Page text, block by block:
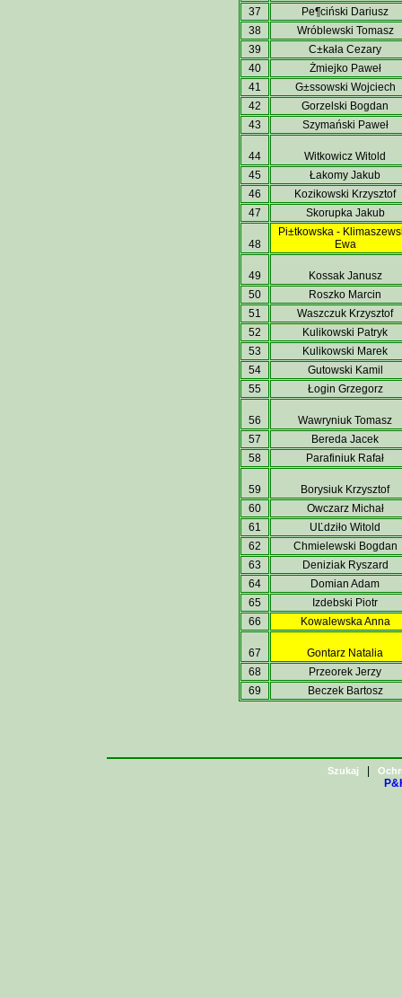
37
Pe¶ciński Dariusz
38
Wróblewski Tomasz
39
C±kała Cezary
40
Żmiejko Paweł
41
G±ssowski Wojciech
42
Gorzelski Bogdan
43
Szymański Paweł
44
Witkowicz Witold
45
Łakomy Jakub
46
Kozikowski Krzysztof
47
Skorupka Jakub
48
Pi±tkowska -
Ewa
49
Kossak Janusz
50
Roszko Marcin
51
Waszczuk Krzysztof
52
Kulikowski Patryk
53
Kulikowski Marek
54
Gutowski Kamil
55
Łogin Grzegorz
56
Wawryniuk Tomasz
57
Bereda Jacek
58
Parafiniuk Rafał
59
Borysiuk Krzysztof
60
Owczarz Michał
61
UĽdziło Witold
62
Chmielewski Bogdan
63
Deniziak Ryszard
64
Domian Adam
65
Izdebski Piotr
66
Kowalewska Anna
67
Gontarz Natalia
68
Przeorek Jerzy
69
Beczek Bartosz
Szukaj